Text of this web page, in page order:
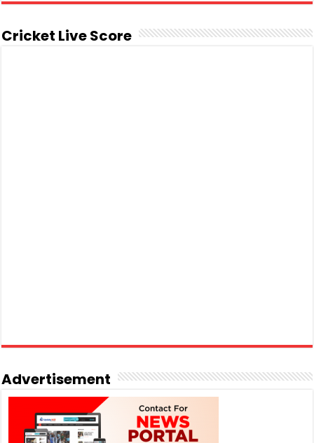
Cricket Live Score
Advertisement